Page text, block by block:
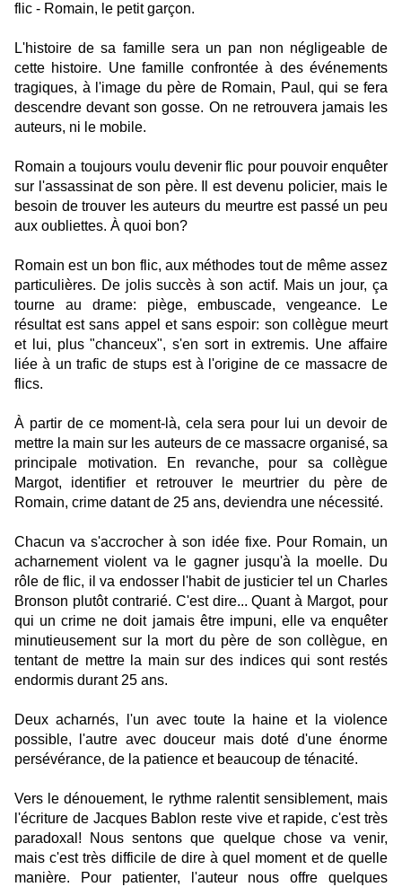
flic - Romain, le petit garçon.
L'histoire de sa famille sera un pan non négligeable de
cette histoire. Une famille confrontée à des événements
tragiques, à l'image du père de Romain, Paul, qui se fera
descendre devant son gosse. On ne retrouvera jamais les
auteurs, ni le mobile.
Romain a toujours voulu devenir flic pour pouvoir enquêter
sur l'assassinat de son père. Il est devenu policier, mais le
besoin de trouver les auteurs du meurtre est passé un peu
aux oubliettes. À quoi bon?
Romain est un bon flic, aux méthodes tout de même assez
particulières. De jolis succès à son actif. Mais un jour, ça
tourne au drame: piège, embuscade, vengeance. Le
résultat est sans appel et sans espoir: son collègue meurt
et lui, plus "chanceux", s'en sort in extremis. Une affaire
liée à un trafic de stups est à l'origine de ce massacre de
flics.
À partir de ce moment-là, cela sera pour lui un devoir de
mettre la main sur les auteurs de ce massacre organisé, sa
principale motivation. En revanche, pour sa collègue
Margot, identifier et retrouver le meurtrier du père de
Romain, crime datant de 25 ans, deviendra une nécessité.
Chacun va s'accrocher à son idée fixe. Pour Romain, un
acharnement violent va le gagner jusqu'à la moelle. Du
rôle de flic, il va endosser l'habit de justicier tel un Charles
Bronson plutôt contrarié. C'est dire... Quant à Margot, pour
qui un crime ne doit jamais être impuni, elle va enquêter
minutieusement sur la mort du père de son collègue, en
tentant de mettre la main sur des indices qui sont restés
endormis durant 25 ans.
Deux acharnés, l'un avec toute la haine et la violence
possible, l'autre avec douceur mais doté d'une énorme
persévérance, de la patience et beaucoup de ténacité.
Vers le dénouement, le rythme ralentit sensiblement, mais
l'écriture de Jacques Bablon reste vive et rapide, c'est très
paradoxal! Nous sentons que quelque chose va venir,
mais c'est très difficile de dire à quel moment et de quelle
manière. Pour patienter, l'auteur nous offre quelques